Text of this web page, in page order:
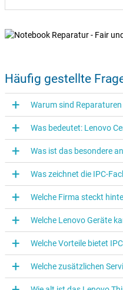
Notebook
Über 20 Jahre
Express Reparatur:
35.000+ Geräte
Reparatur für
Häufig gestellte
Warum sind
Was bedeutet: Lenovo
Was ist das besondere
Was zeichnet die
Welche Firma steckt
Welche Lenovo Geräte
Welche Vorteile bietet
Welche zusätzlichen